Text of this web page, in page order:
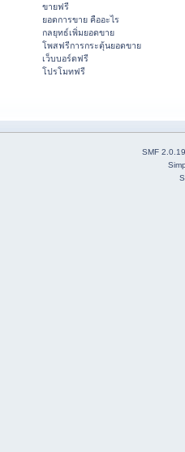
ขายฟรี
ยอดการขาย คืออะไร
กลยุทธ์เพิ่มยอดขาย
โพสฟรีการกระตุ้นยอดขาย
เว็บบอร์ดฟรี
โปรโมทฟรี
SMF 2.0.19